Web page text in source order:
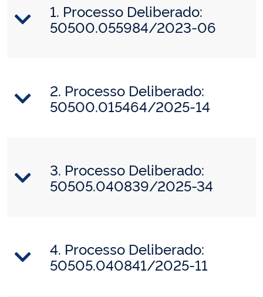
1. Processo Deliberado:
50500.055984/2023-06
2. Processo Deliberado:
50500.015464/2025-14
3. Processo Deliberado:
50505.040839/2025-34
4. Processo Deliberado:
50505.040841/2025-11